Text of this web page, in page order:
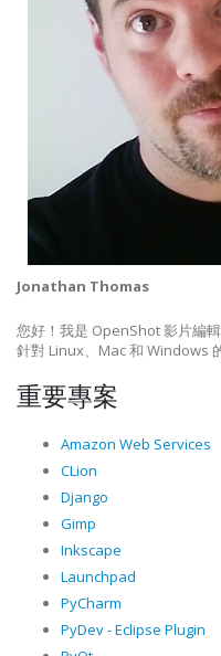
Jonathan Thomas
您好！我是 OpenShot 影片編
針對 Linux、Mac 和 Windows
重要專案
Amazon Web Services
CLion
Django
Gimp
Inkscape
Launchpad
PyCharm
PyDev - Eclipse Plugin